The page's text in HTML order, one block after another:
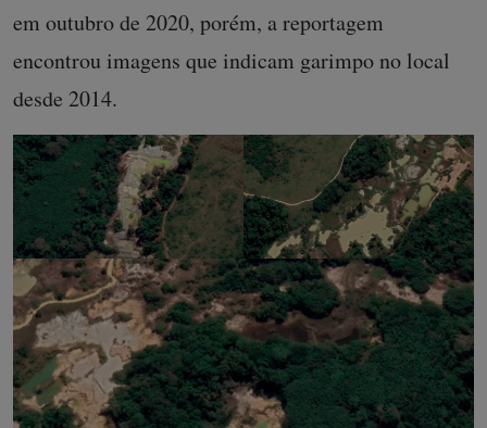
em outubro de 2020, porém, a reportagem
encontrou imagens que indicam garimpo no local
desde 2014.